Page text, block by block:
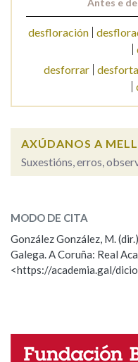
OUTRAS OPCIÓNS
Pertence a
Antes e
desfloración
desforrar
AXÚDANOS A
Suxestións, erros,
ESCOLLE UNHA
Observación
Propoño mellorar a
Nome
MODO DE CITA
González González, M.
Galega. A Coruña: Real
<https://academia.gal/